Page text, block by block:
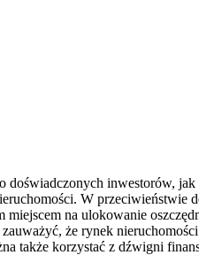
inwestorów,
W
na ulokowanie
że rynek
także korzystać z dźwigni